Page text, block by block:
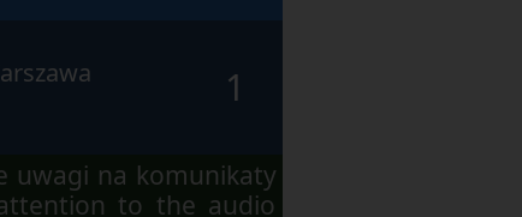
1
uwagi na komunikaty
to the audio